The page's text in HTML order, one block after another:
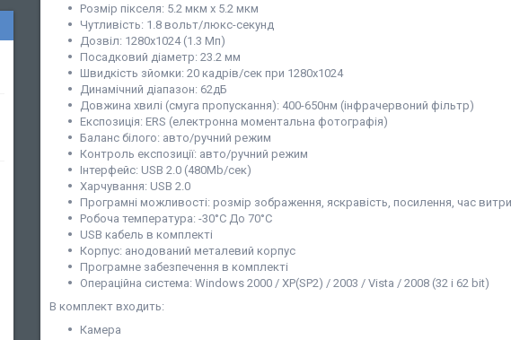
Розмір пікселя: 5.2 мкм х 5.2 мкм
Чутливість: 1.8 вольт/люкс-секунд
Дозвіл: 1280х1024 (1.3 Мп)
Посадковий діаметр: 23.2 мм
Швидкість зйомки: 20 кадрів/сек при 1280х1024
Динамічний діапазон: 62дБ
Довжина хвилі (смуга пропускання): 400-650нм (інфрачервоний фільтр)
Експозиція: ERS (електронна моментальна фотографія)
Баланс білого: авто/ручний режим
Контроль експозиції: авто/ручний режим
Інтерфейс: USB 2.0 (480Mb/сек)
Харчування: USB 2.0
Програмні можливості: розмір зображення, яскравість, посилення, час
Робоча температура: -30°С До 70°С
USB кабель в комплекті
Корпус: анодований металевий корпус
Програмне забезпечення в комплекті
Операційна система: Windows 2000 / XP(SP2) / 2003 / Vista / 2008 (32 і 62 bit)
В комплект входить:
Камера